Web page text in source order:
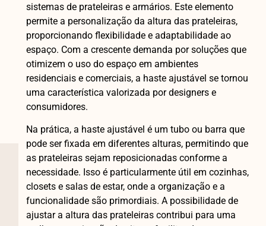
sistemas de prateleiras e armários. Este elemento
permite a personalização da altura das prateleiras,
proporcionando flexibilidade e adaptabilidade ao
espaço. Com a crescente demanda por soluções que
otimizem o uso do espaço em ambientes
residenciais e comerciais, a haste ajustável se tornou
uma característica valorizada por designers e
consumidores.
Na prática, a haste ajustável é um tubo ou barra que
pode ser fixada em diferentes alturas, permitindo que
as prateleiras sejam reposicionadas conforme a
necessidade. Isso é particularmente útil em cozinhas,
closets e salas de estar, onde a organização e a
funcionalidade são primordiais. A possibilidade de
ajustar a altura das prateleiras contribui para uma